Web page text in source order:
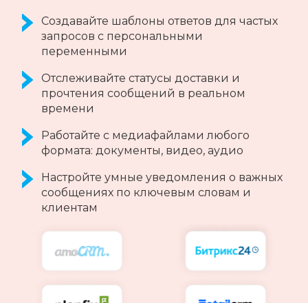
Отвечайте на сообщения клиентов с
возможностью цитирования
Передавайте клиентам текст, эмоджи,
музыку, видео, документы и прочее.
Все возможности WhatsApp*